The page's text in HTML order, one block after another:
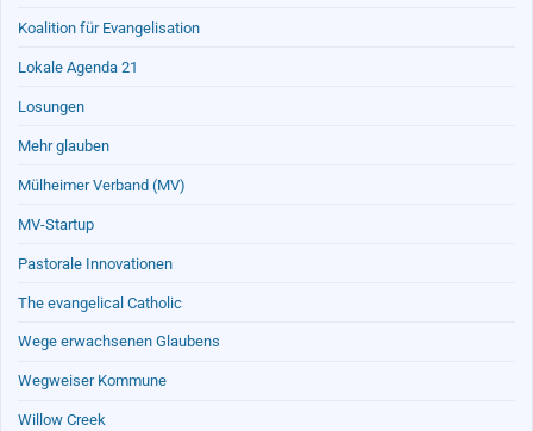
Koalition für Evangelisation
Lokale Agenda 21
Losungen
Mehr glauben
Mülheimer Verband (MV)
MV-Startup
Pastorale Innovationen
The evangelical Catholic
Wege erwachsenen Glaubens
Wegweiser Kommune
Willow Creek